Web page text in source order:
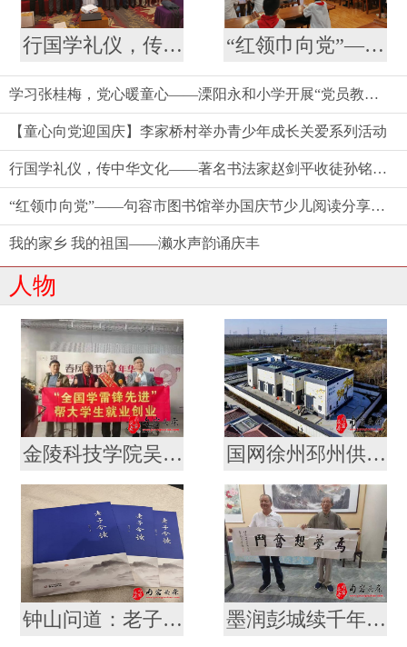
行国学礼仪，传中华文化——著名书法家赵剑平收徒孙铭昊拜师仪式见闻 “红领巾向党”——句容市图书馆举办国庆节少儿阅读分享成长活动
学习张桂梅，党心暖童心——溧阳永和小学开展“党员教师 留守儿童”结对仪式
【童心向党迎国庆】李家桥村举办青少年成长关爱系列活动
行国学礼仪，传中华文化——著名书法家赵剑平收徒孙铭昊拜师仪式见闻
“红领巾向党”——句容市图书馆举办国庆节少儿阅读分享成长活动
我的家乡 我的祖国——濑水声韵诵庆丰
人物
金陵科技学院吴轶军拜会军旅作家徐统存 携手传承雷锋精神与中华文脉 国网徐州邳州供电公司“老龄新兵”冯宪川
钟山问道：老子智慧的南京叙事 ——评论家厉恩宝评胡俊新作《〈老子〉今读》 墨润彭城续千年文脉 薪传翰墨启时代新章 ——金陵书法院徐州分院盛大揭牌